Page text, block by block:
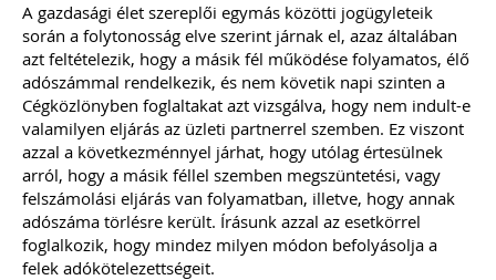
TAGJAINK INGYENESEN LETÖLTHETIK -
A letöltések menüpont alatt!
Ár: 9.900 Ft
Tagoknak: ingyenes!
MEGRENDELEM
Még több szakmai kiadvány »
A gazdasági élet szereplői egymás közötti jogügyleteik
során a folytonosság elve szerint járnak el, azaz általában
azt feltételezik, hogy a másik fél működése folyamatos, élő
adószámmal rendelkezik, és nem követik napi szinten a
Cégközlönyben foglaltakat azt vizsgálva, hogy nem indult-e
valamilyen eljárás az üzleti partnerrel szemben. Ez viszont
azzal a következménnyel járhat, hogy utólag értesülnek
arról, hogy a másik féllel szemben megszüntetési, vagy
felszámolási eljárás van folyamatban, illetve, hogy annak
adószáma törlésre került. Írásunk azzal az esetkörrel
foglalkozik, hogy mindez milyen módon befolyásolja a
felek adókötelezettségeit.